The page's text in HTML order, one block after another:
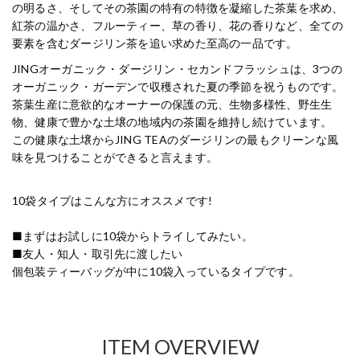
の明るさ、そしてその茶園の特有の特徴を凝縮した茶葉を求め、
紅茶の温かさ、フルーティー、草の香り、花の香りなど、全ての
要素を含むダージリン茶を追い求めた至高の一品です。
JINGオーガニック・ダージリン・セカンドフラッシュは、3つの
オーガニック・ガーデンで収穫された夏の季節を祝うものです。
茶葉生産に意欲的なオーナーの保護の元、生物多様性、野生生
物、健康で豊かな土壌の地域内の茶園を維持し続けています。
この健康な土壌からJING TEAのダージリンの最もクリーンな風
味を見つけることができると言えます。
10袋タイプはこんな方にオススメです!
■まずはお試しに10袋からトライしてみたい。
■友人・知人・取引先に渡したい
個包装ティーバッグが中に10袋入っているタイプです。
ITEM OVERVIEW